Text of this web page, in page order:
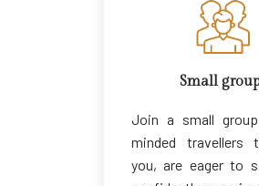
Small
Join a small
minded travellers
you, are eager to